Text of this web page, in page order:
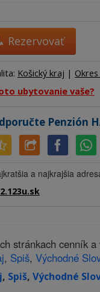
Rezervovať
Košický kraj |
ubytovanie vaše?
Penzión
a najkrajšia
stránkach cenník
, Spiš, Východné
, Spiš, Východné